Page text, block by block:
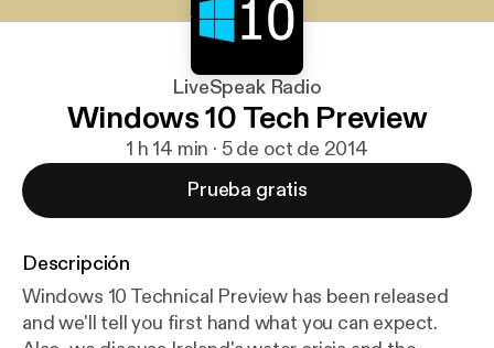
LiveSpeak Radio
Windows 10 Tech Preview
1 h 14 min · 5 de oct de 2014
Prueba gratis
Descripción
Windows 10 Technical Preview has been released
and we'll tell you first hand what you can expect.